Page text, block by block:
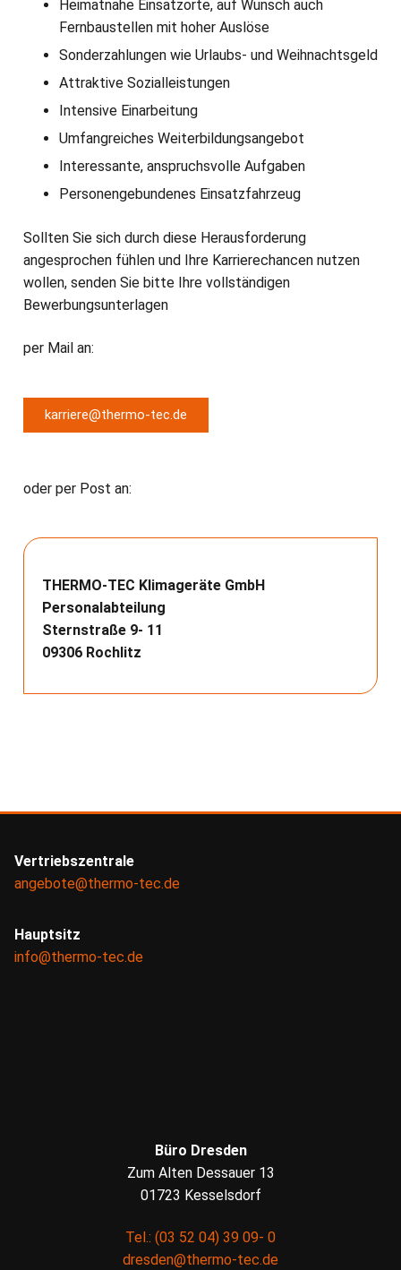
Heimatnahe Einsatzorte, auf Wunsch auch
Fernbaustellen mit hoher Auslöse
Sonderzahlungen wie Urlaubs- und Weihnachtsgeld
Attraktive Sozialleistungen
Intensive Einarbeitung
Umfangreiches Weiterbildungsangebot
Interessante, anspruchsvolle Aufgaben
Personengebundenes Einsatzfahrzeug
Sollten Sie sich durch diese Herausforderung
angesprochen fühlen und Ihre Karrierechancen nutzen
wollen, senden Sie bitte Ihre vollständigen
Bewerbungsunterlagen
per Mail an:
karriere@thermo-tec.de
oder per Post an:
THERMO-TEC Klimageräte GmbH
Personalabteilung
Sternstraße 9- 11
09306 Rochlitz
Vertriebszentrale
angebote@thermo-tec.de
Hauptsitz
info@thermo-tec.de
Büro Dresden
Zum Alten Dessauer 13
01723 Kesselsdorf
Tel.: (03 52 04) 39 09- 0
dresden@thermo-tec.de